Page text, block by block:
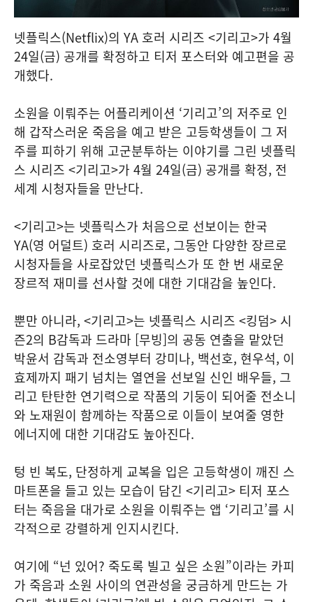
넷플릭스(Netflix)의 YA 호러 시리즈 <기리고>가 4월
24일(금) 공개를 확정하고 티저 포스터와 예고편을 공
개했다.
소원을 이뤄주는 어플리케이션 ‘기리고’의 저주로 인
해 갑작스러운 죽음을 예고 받은 고등학생들이 그 저
주를 피하기 위해 고군분투하는 이야기를 그린 넷플릭
스 시리즈 <기리고>가 4월 24일(금) 공개를 확정, 전
세계 시청자들을 만난다.
<기리고>는 넷플릭스가 처음으로 선보이는 한국
YA(영 어덜트) 호러 시리즈로, 그동안 다양한 장르로
시청자들을 사로잡았던 넷플릭스가 또 한 번 새로운
장르적 재미를 선사할 것에 대한 기대감을 높인다.
뿐만 아니라, <기리고>는 넷플릭스 시리즈 <킹덤> 시
즌2의 B감독과 드라마 [무빙]의 공동 연출을 맡았던
박윤서 감독과 전소영부터 강미나, 백선호, 현우석, 이
효제까지 패기 넘치는 열연을 선보일 신인 배우들, 그
리고 탄탄한 연기력으로 작품의 기둥이 되어줄 전소니
와 노재원이 함께하는 작품으로 이들이 보여줄 영한
에너지에 대한 기대감도 높아진다.
텅 빈 복도, 단정하게 교복을 입은 고등학생이 깨진 스
마트폰을 들고 있는 모습이 담긴 <기리고> 티저 포스
터는 죽음을 대가로 소원을 이뤄주는 앱 ‘기리고’를 시
각적으로 강렬하게 인지시킨다.
여기에 “넌 있어? 죽도록 빌고 싶은 소원”​이라는 카피
가 죽음과 소원 사이의 연관성을 궁금하게 만드는 가